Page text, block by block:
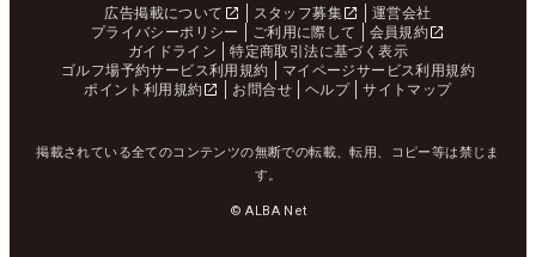
広告掲載について スタッフ募集
運営会社
プライバシーポリシー
ご利用に際して
会員規約
ガイドライン
特定商取引法に基づく表示
ゴルフ場予約サービス利用規約
マイページサービス利用規約
ポイント利用規約
お問合せ ヘルプ サイトマップ
掲載されている全てのコンテンツの無断での転載、転用、コピー等は禁じま
す。
© ALBA Net